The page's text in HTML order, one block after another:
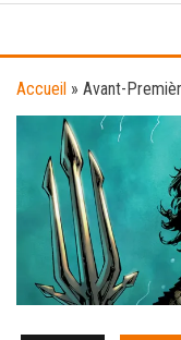
Accueil » Avant-